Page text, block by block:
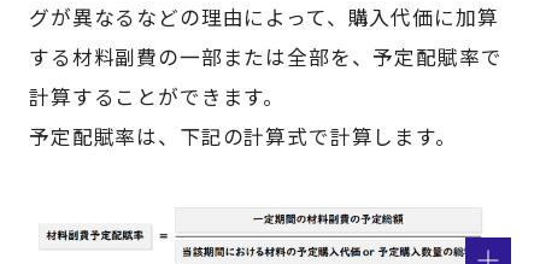
グが異なるなどの理由によって、購入代価に加算
する材料副費の一部または全部を、予定配賦率で
計算することができます。
予定配賦率は、下記の計算式で計算します。